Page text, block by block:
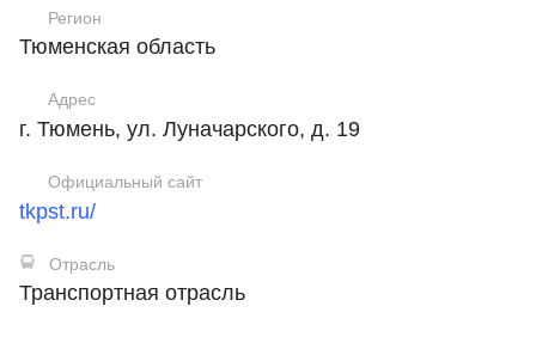
Регион
Тюменская область
Адрес
г. Тюмень, ул. Луначарского, д. 19
Официальный сайт
tkpst.ru/
Отрасль
Транспортная отрасль